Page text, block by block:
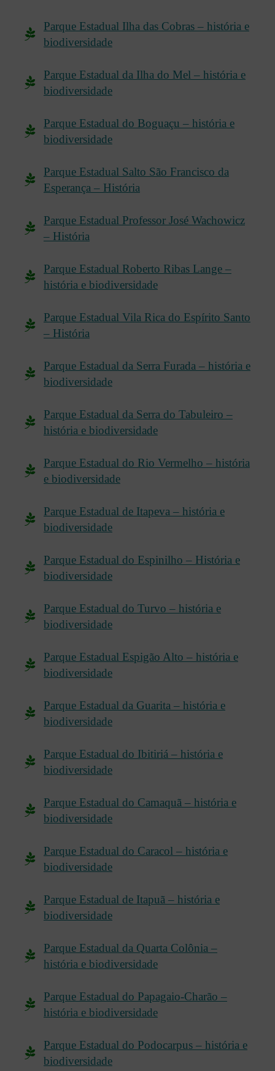
Parque Estadual Ilha das Cobras – história e
biodiversidade
Parque Estadual da Ilha do Mel – história e
biodiversidade
Parque Estadual do Boguaçu – história e
biodiversidade
Parque Estadual Salto São Francisco da
Esperança – História
Parque Estadual Professor José Wachowicz
– História
Parque Estadual Roberto Ribas Lange –
história e biodiversidade
Parque Estadual Vila Rica do Espírito Santo
– História
Parque Estadual da Serra Furada – história e
biodiversidade
Parque Estadual da Serra do Tabuleiro –
história e biodiversidade
Parque Estadual do Rio Vermelho – história
e biodiversidade
Parque Estadual de Itapeva – história e
biodiversidade
Parque Estadual do Espinilho – História e
biodiversidade
Parque Estadual do Turvo – história e
biodiversidade
Parque Estadual Espigão Alto – história e
biodiversidade
Parque Estadual da Guarita – história e
biodiversidade
Parque Estadual do Ibitiriá – história e
biodiversidade
Parque Estadual do Camaquã – história e
biodiversidade
Parque Estadual do Caracol – história e
biodiversidade
Parque Estadual de Itapuã – história e
biodiversidade
Parque Estadual da Quarta Colônia –
história e biodiversidade
Parque Estadual do Papagaio-Charão –
história e biodiversidade
Parque Estadual do Podocarpus – história e
biodiversidade